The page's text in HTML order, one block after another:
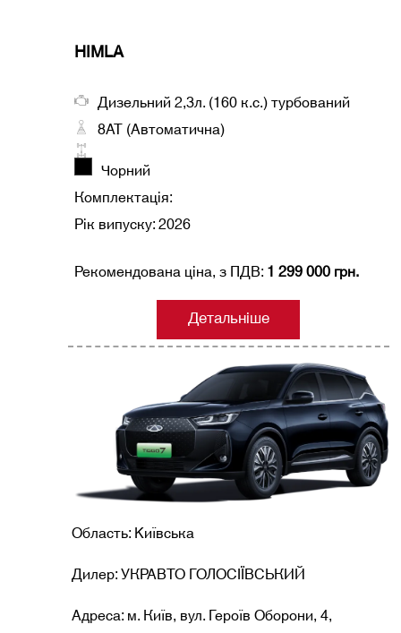
HIMLA
Дизельний 2,3л. (160 к.с.) турбований
8AT (Автоматична)
Чорний
Комплектація:
Рік випуску: 2026
Рекомендована ціна, з ПДВ:1 299 000 грн.
Детальніше
Область: Kиївська
Дилер: УКРАВТО ГОЛОСІЇВСЬКИЙ
Адреса: м. Київ, вул. Героїв Оборони, 4,